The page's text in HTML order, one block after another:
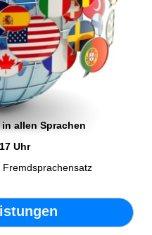
allen Sprachen
Uhr